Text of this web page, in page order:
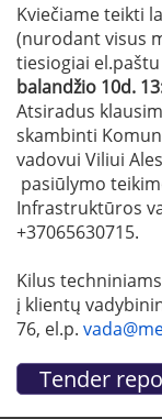
Kviečiame teikti
(nurodant visus
tiesiogiai el.paštu
balandžio 10d.
Atsiradus
skambinti
vadovui Viliui
pasiūlymo
Infrastruktūros
+37065630715.
Kilus
į klientų
76, el.p.